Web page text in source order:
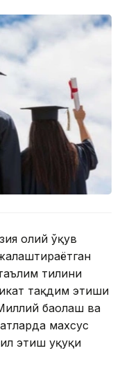
олий ўқув
тилини
тақдим этиши
баҳолаш ва
махсус
этиш ҳуқуқи